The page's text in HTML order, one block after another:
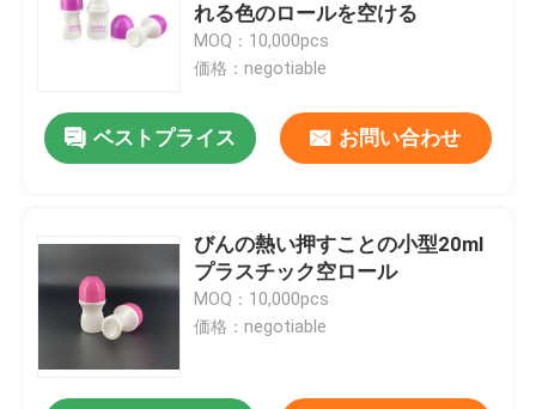
製品
れる色のロールを空ける
MOQ：10,000pcs
価格：negotiable
ベストプライス お問い合わせ
びんの熱い押すことの小型20ml
プラスチック空ロール
MOQ：10,000pcs
価格：negotiable